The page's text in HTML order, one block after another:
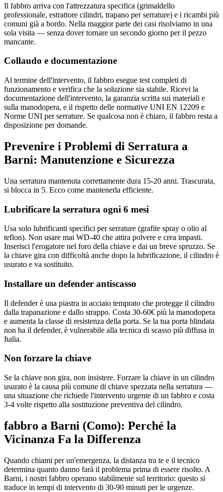
Il fabbro arriva con l'attrezzatura specifica (grimaldello
professionale, estrattore cilindri, trapano per serrature) e i ricambi più
comuni già a bordo. Nella maggior parte dei casi risolviamo in una
sola visita — senza dover tornare un secondo giorno per il pezzo
mancante.
Collaudo e documentazione
Al termine dell'intervento, il fabbro esegue test completi di
funzionamento e verifica che la soluzione sia stabile. Ricevi la
documentazione dell'intervento, la garanzia scritta sui materiali e
sulla manodopera, e il rispetto delle normative UNI EN 12209 e
Norme UNI per serrature. Se qualcosa non è chiaro, il fabbro resta a
disposizione per domande.
Prevenire i Problemi di Serratura a
Barni: Manutenzione e Sicurezza
Una serratura mantenuta correttamente dura 15-20 anni. Trascurata,
si blocca in 5. Ecco come mantenerla efficiente.
Lubrificare la serratura ogni 6 mesi
Usa solo lubrificanti specifici per serrature (grafite spray o olio al
teflon). Non usare mai WD-40 che attira polvere e crea impasti.
Inserisci l'erogatore nel foro della chiave e dai un breve spruzzo. Se
la chiave gira con difficoltà anche dopo la lubrificazione, il cilindro è
usurato e va sostituito.
Installare un defender antiscasso
Il defender è una piastra in acciaio temprato che protegge il cilindro
dalla trapanazione e dallo strappo. Costa 30-60€ più la manodopera
e aumenta la classe di resistenza della porta. Se la tua porta blindata
non ha il defender, è vulnerabile alla tecnica di scasso più diffusa in
Italia.
Non forzare la chiave
Se la chiave non gira, non insistere. Forzare la chiave in un cilindro
usurato è la causa più comune di chiave spezzata nella serratura —
una situazione che richiede l'intervento urgente di un fabbro e costa
3-4 volte rispetto alla sostituzione preventiva del cilindro.
fabbro a Barni (Como): Perché la
Vicinanza Fa la Differenza
Quando chiami per un'emergenza, la distanza tra te e il tecnico
determina quanto danno farà il problema prima di essere risolto. A
Barni, i nostri fabbro operano stabilmente sul territorio: questo si
traduce in tempi di intervento di 30-90 minuti per le urgenze.